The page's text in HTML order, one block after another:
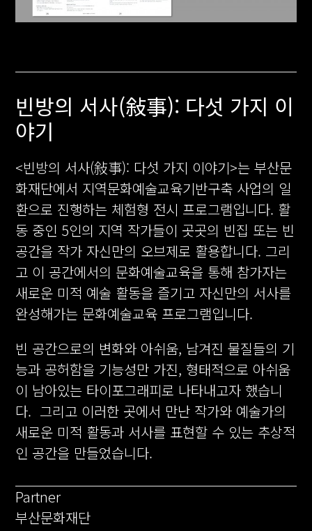
빈방의 서사(敍事): 다섯 가지 이
야기
<빈방의 서사(敍事): 다섯 가지 이야기>는 부산문
화재단에서 지역문화예술교육기반구축 사업의 일
환으로 진행하는 체험형 전시 프로그램입니다. 활
동 중인 5인의 지역 작가들이 곳곳의 빈집 또는 빈
공간을 작가 자신만의 오브제로 활용합니다. 그리
고 이 공간에서의 문화예술교육을 통해 참가자는
새로운 미적 예술 활동을 즐기고 자신만의 서사를
완성해가는 문화예술교육 프로그램입니다.
빈 공간으로의 변화와 아쉬움, 남겨진 물질들의 기
능과 공허함을 기능성만 가진, 형태적으로 아쉬움
이 남아있는 타이포그래피로 나타내고자 했습니
다. 그리고 이러한 곳에서 만난 작가와 예술가의
새로운 미적 활동과 서사를 표현할 수 있는 추상적
인 공간을 만들었습니다.
Partner
부산문화재단